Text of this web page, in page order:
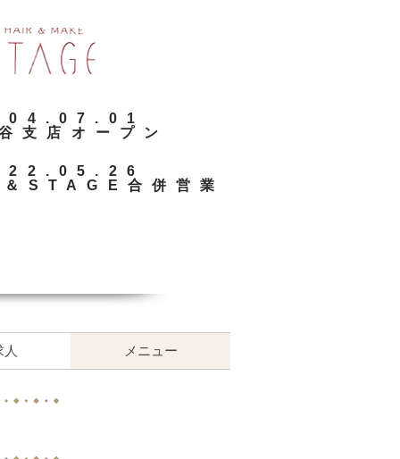
支店オープン
STAGE合併営業
人 メニュー